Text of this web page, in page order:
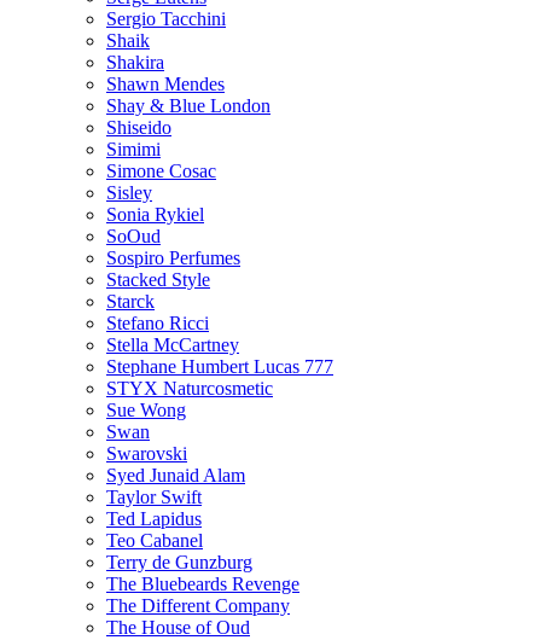
Sergio Tacchini
Shaik
Shakira
Shawn Mendes
Shay & Blue London
Shiseido
Simimi
Simone Cosac
Sisley
Sonia Rykiel
SoOud
Sospiro Perfumes
Stacked Style
Starck
Stefano Ricci
Stella McCartney
Stephane Humbert Lucas 777
STYX Naturсosmetic
Sue Wong
Swan
Swarovski
Syed Junaid Alam
Taylor Swift
Ted Lapidus
Teo Cabanel
Terry de Gunzburg
The Bluebeards Revenge
The Different Company
The House of Oud